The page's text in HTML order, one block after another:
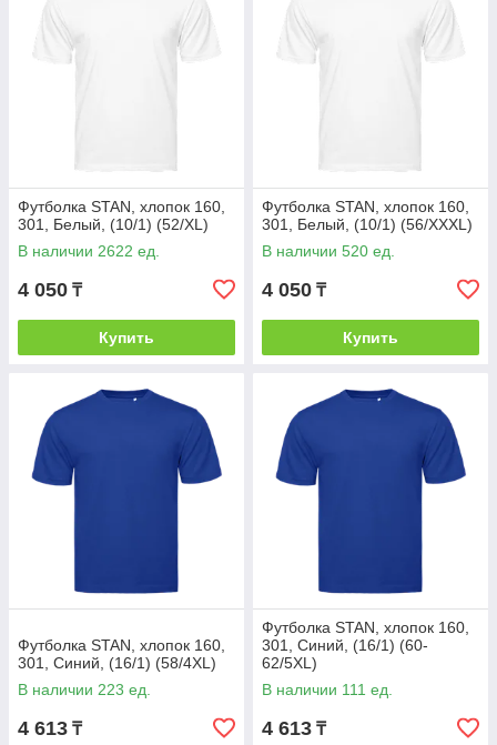
Футболка STAN, хлопок 160,
301, Белый, (10/1) (52/XL)
В наличии 2622 ед.
4 050 ₸
Купить
Футболка STAN, хлопок 160,
301, Белый, (10/1) (56/XXXL)
В наличии 520 ед.
4 050 ₸
Купить
Футболка STAN, хлопок 160,
301, Синий, (16/1) (58/4XL)
В наличии 223 ед.
4 613 ₸
Футболка STAN, хлопок 160,
301, Синий, (16/1) (60-
62/5XL)
В наличии 111 ед.
4 613 ₸